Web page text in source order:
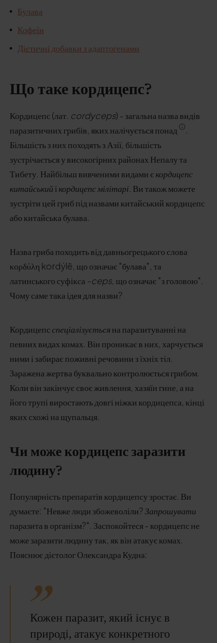
Булава
Кофеїн
Дієтичні добавки з адаптогенами
Що таке кордицепс?
Кордицепс (лат. cordyceps) - загальна назва видів
паразитичних грибів, яких налічується понад
.
Більшість з них походять з Азії, більшість
зустрічається у високогірних районах Непалу та
Тибету. Найбільш вивченими видами є кордицепс
китайськийі кордицепс мілітарі. Ви також можете
зустріти цей гриб під назвами китайський кордицепс
або китайська булава.
Назва гриба походить від давньогрецького слова
κορδύλη kordýlē, що означає "булава", та
латинського суфікса -ceps, що означає "з головою".
Чому саме така ідея для назви?
Кордицепс спеціалізується на паразитуванні на
певних видах комах. Він проникає в них, харчується
ними і забирає поживні речовини з їхніх тіл.
Заражена жертва буквально контролюється грибом.
Коли він закінчує своє живлення, хазяїн гине, а на
його трупі виростають довгі ніжки кордицепса, кінці
яких схожі на щупальця.
Чи може кордицепс заразити
людину?
Популярність препаратів кордицепсу зростає. Ви
думаєте: "Невже люди збожеволіли?Запрошувати
паразита в організм?". Заспокойтеся - кордицепс не
може заразити людину так, як він атакує комах.
Пояснює дієтолог Олександра Кудна:
Кожен паразит, який існує в
природі, атакує конкретного